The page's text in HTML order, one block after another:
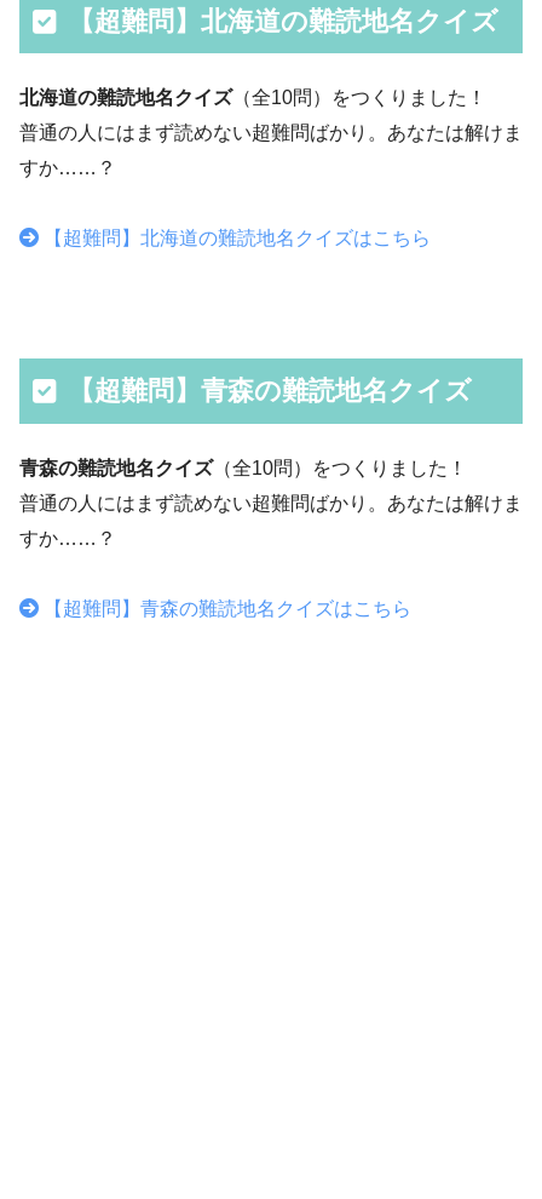
【超難問】北海道の難読地名クイズ
北海道の難読地名クイズ（全10問）をつくりました！
普通の人にはまず読めない超難問ばかり。あなたは解けま
すか……？
【超難問】北海道の難読地名クイズはこちら
【超難問】青森の難読地名クイズ
青森の難読地名クイズ（全10問）をつくりました！
普通の人にはまず読めない超難問ばかり。あなたは解けま
すか……？
【超難問】青森の難読地名クイズはこちら